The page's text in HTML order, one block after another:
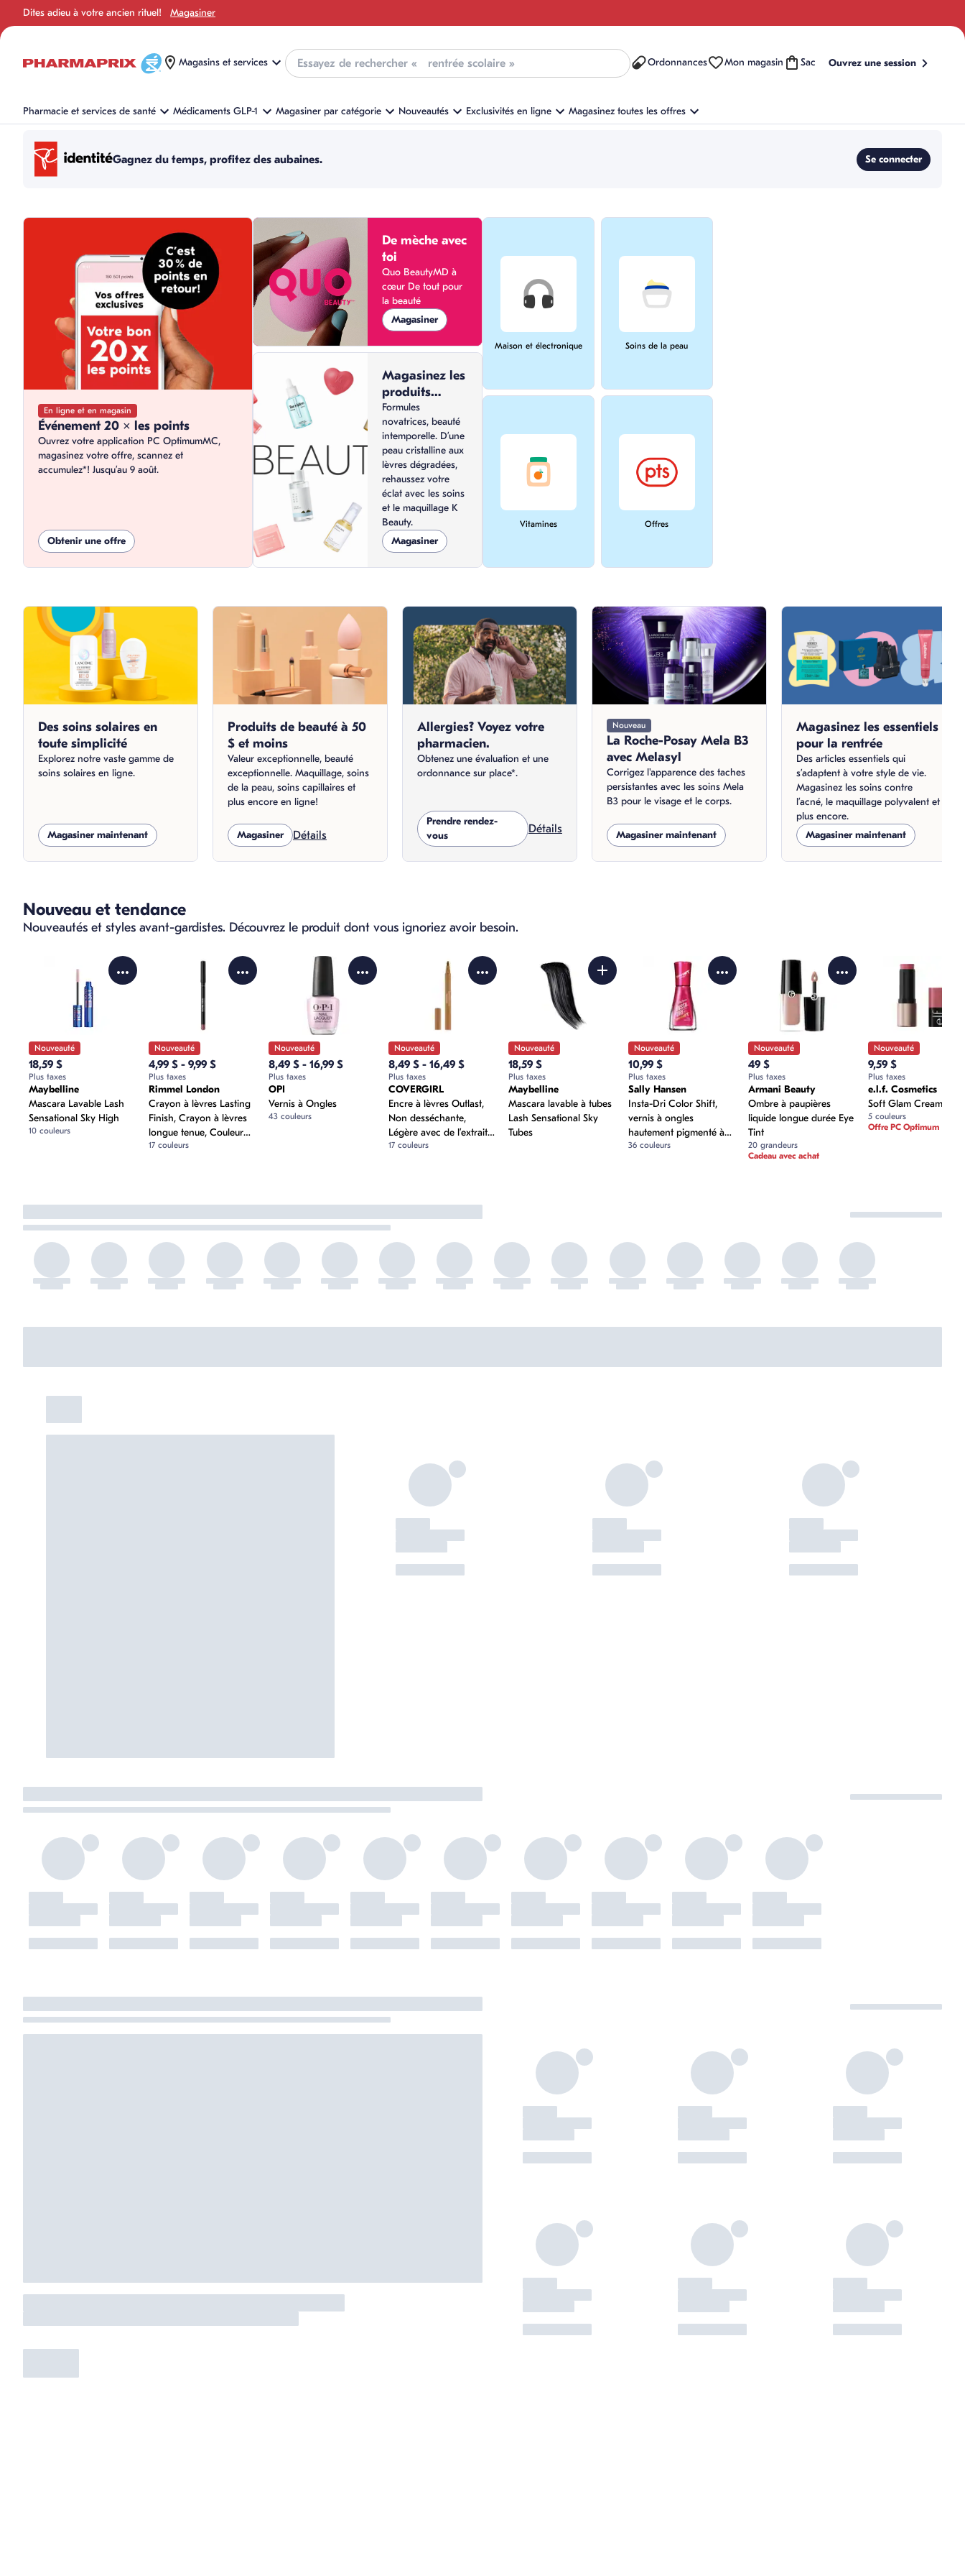
Dites adieu à votre ancien rituel! Magasiner
Magasins et services
Recherche
Ordonnances Mon magasin Sac Ouvrez une session
Pharmacie et services de santé Médicaments GLP-1 Magasiner par catégorie Nouveautés Exclusivités en ligne Magasinez toutes les offres
Gagnez du temps, profitez des aubaines. Se connecter
sauter cette section
En ligne et en magasin
Événement 20 x les points
Ouvrez votre application PC OptimumMC,
magasinez votre offre, scannez et
accumulez*! Jusqu’au 9 août.
Obtenir une offre
De mèche avec
toi
Quo BeautyMD à
cœur De tout pour
la beauté
Magasiner
Magasinez les
produits
coréens en
ligne
Formules
novatrices, beauté
intemporelle. D’une
peau cristalline aux
lèvres dégradées,
rehaussez votre
éclat avec les soins
et le maquillage K
Beauty.
Magasiner
Maison et électronique
Vitamines
Soins de la peau
Offres
sauter cette section
Des soins solaires en
toute simplicité
Explorez notre vaste gamme de
soins solaires en ligne.
Magasiner maintenant
Produits de beauté à 50
$ et moins
Valeur exceptionnelle, beauté
exceptionnelle. Maquillage, soins
de la peau, soins capillaires et
plus encore en ligne!
Magasiner Détails
Allergies? Voyez votre
pharmacien.
Obtenez une évaluation et une
ordonnance sur place*.
Prendre rendez-
vous
Détails
Nouveau
La Roche-Posay Mela B3
avec Melasyl
Corrigez l'apparence des taches
persistantes avec les soins Mela
B3 pour le visage et le corps.
Magasiner maintenant
Magasinez les essentiels
pour la rentrée
Des articles essentiels qui
s’adaptent à votre style de vie.
Magasinez les soins contre
l’acné, le maquillage polyvalent et
plus encore.
Magasiner maintenant
Nouveau et tendance
Nouveautés et styles avant-gardistes. Découvrez le produit dont vous ignoriez avoir besoin.
sauter Nouveau et tendance
Nouveauté
18,59 $
Plus taxes
Nouveauté
Maybelline
Mascara Lavable Lash
Sensational Sky High
10 couleurs
Voir les détails du produit
Nouveauté
4,99 $ - 9,99 $
Plus taxes
Nouveauté
Rimmel London
Crayon à lèvres Lasting
Finish, Crayon à lèvres
longue tenue, Couleur
intense, Texture
17 couleurs
Voir les détails du produit
Nouveauté
8,49 $ - 16,99 $
Plus taxes
Nouveauté
OPI
Vernis à Ongles
43 couleurs
Voir les détails du produit
Nouveauté
8,49 $ - 16,49 $
Plus taxes
Nouveauté
COVERGIRL
Encre à lèvres Outlast,
Non desséchante,
Légère avec de l’extrait
d’acacia
17 couleurs
Voir les détails du produit
Nouveauté
18,59 $
Plus taxes
Nouveauté
Maybelline
Mascara lavable à tubes
Lash Sensational Sky
Tubes
Ajouter Mascara lavable à tubes Lash Sensational Sky Tubes au panier
Nouveauté
10,99 $
Plus taxes
Nouveauté
Sally Hansen
Insta-Dri Color Shift,
vernis à ongles
hautement pigmenté à
séchage rapide, formule
36 couleurs
Voir les détails du produit
Nouveauté
49 $
Plus taxes
Nouveauté
Armani Beauty
Ombre à paupières
liquide longue durée Eye
Tint
20 grandeurs
Cadeau avec achat
Voir les détails
Nouveauté
9,59 $
Plus taxes
Nouveauté
e.l.f. Cosmetics
Soft Glam Cream
5 couleurs
Offre PC Optimum